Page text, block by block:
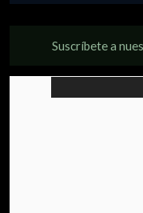
Suscríbete a